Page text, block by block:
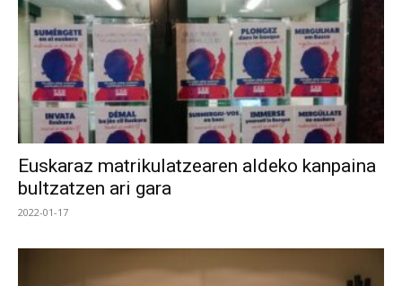
Euskaraz matrikulatzearen aldeko kanpaina
bultzatzen ari gara
2022-01-17